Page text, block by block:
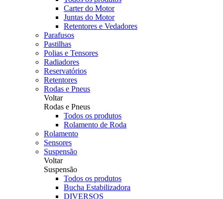
Carter do Motor
Juntas do Motor
Retentores e Vedadores
Parafusos
Pastilhas
Polias e Tensores
Radiadores
Reservatórios
Retentores
Rodas e Pneus
Voltar
Rodas e Pneus
Todos os produtos
Rolamento de Roda
Rolamento
Sensores
Suspensão
Voltar
Suspensão
Todos os produtos
Bucha Estabilizadora
DIVERSOS